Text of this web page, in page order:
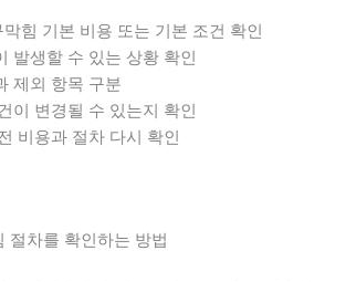
힘 기본 비용 또는 기본 조건 확인
발생할 수 있는 상황 확인
제외 항목 구분
이 변경될 수 있는지 확인
비용과 절차 다시 확인
절차를 확인하는 방법